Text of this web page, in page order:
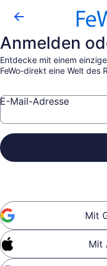
Anmelden
Entdecke mit einem
FeWo-direkt eine Welt des
E-Mail-Adresse
Mit
Mit